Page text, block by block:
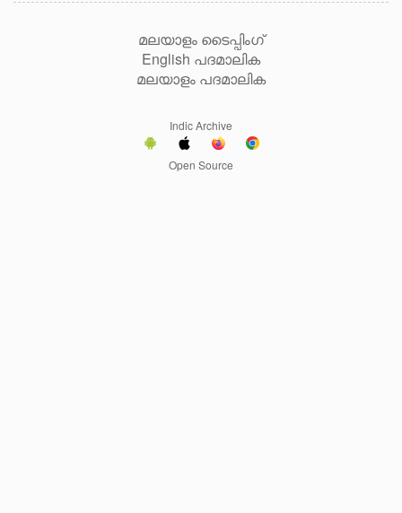
മലയാളം ടൈപ്പിംഗ്
English പദമാലിക
മലയാളം പദമാലിക
Indic Archive
Open Source